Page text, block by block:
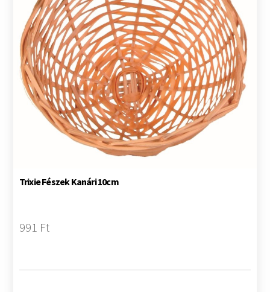
Trixie Fészek Kanári 10cm
991 Ft